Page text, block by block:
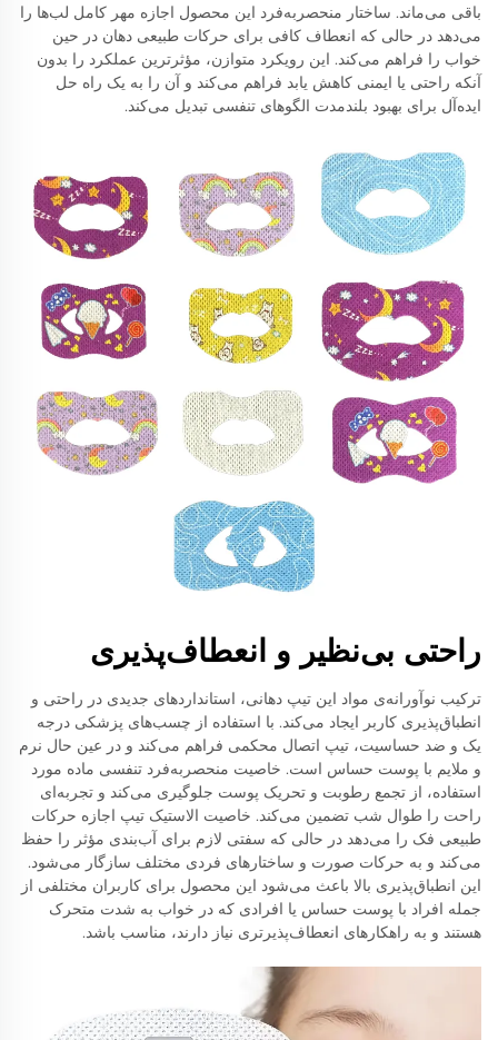
باقی می‌ماند. ساختار منحصربه‌فرد این محصول اجازه مهر کامل لب‌ها را
می‌دهد در حالی که انعطاف کافی برای حرکات طبیعی دهان در حین
خواب را فراهم می‌کند. این رویکرد متوازن، مؤثرترین عملکرد را بدون
آنکه راحتی یا ایمنی کاهش یابد فراهم می‌کند و آن را به یک راه حل
ایده‌آل برای بهبود بلندمدت الگوهای تنفسی تبدیل می‌کند.
راحتی بی‌نظیر و انعطاف‌پذیری
ترکیب نوآورانه‌ی مواد این تیپ دهانی، استانداردهای جدیدی در راحتی و
انطباق‌پذیری کاربر ایجاد می‌کند. با استفاده از چسب‌های پزشکی درجه
یک و ضد حساسیت، تیپ اتصال محکمی فراهم می‌کند و در عین حال نرم
و ملایم با پوست حساس است. خاصیت منحصربه‌فرد تنفسی ماده مورد
استفاده، از تجمع رطوبت و تحریک پوست جلوگیری می‌کند و تجربه‌ای
راحت را طوال شب تضمین می‌کند. خاصیت الاستیک تیپ اجازه حرکات
طبیعی فک را می‌دهد در حالی که سفتی لازم برای آب‌بندی مؤثر را حفظ
می‌کند و به حرکات صورت و ساختارهای فردی مختلف سازگار می‌شود.
این انطباق‌پذیری بالا باعث می‌شود این محصول برای کاربران مختلفی از
جمله افراد با پوست حساس یا افرادی که در خواب به شدت متحرک
هستند و به راهکارهای انعطاف‌پذیرتری نیاز دارند، مناسب باشد.